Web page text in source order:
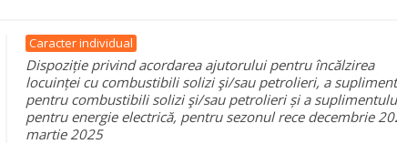
Caracter individual
Dispoziție privind acordarea ajutorului pentru încălzirea
locuinței cu combustibili solizi şi/sau petrolieri, a
pentru combustibili solizi şi/sau petrolieri și a
pentru energie electrică, pentru sezonul rece decembrie
martie 2025